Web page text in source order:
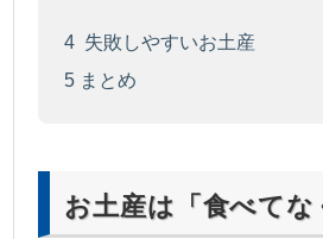
4 失敗しやすいお土産
5 まとめ
お土産は「食べてな